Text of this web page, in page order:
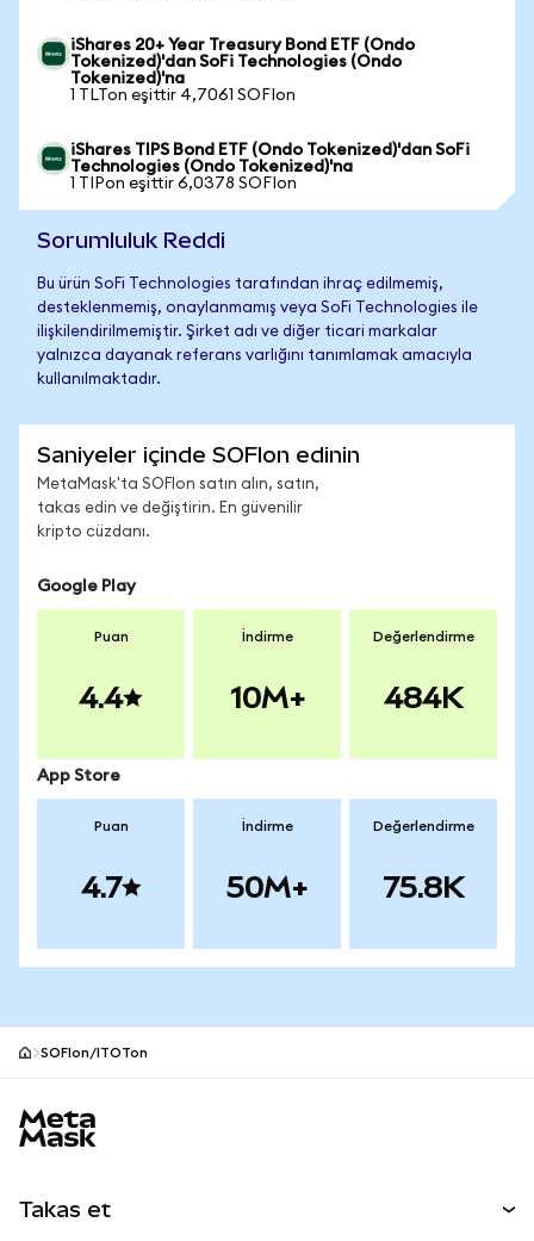
iShares 20+ Year Treasury Bond ETF (Ondo
Tokenized)'dan SoFi Technologies (Ondo
Tokenized)'na
1 TLTon eşittir 4,7061 SOFIon
iShares TIPS Bond ETF (Ondo Tokenized)'dan SoFi
Technologies (Ondo Tokenized)'na
1 TIPon eşittir 6,0378 SOFIon
Sorumluluk Reddi
Bu ürün SoFi Technologies tarafından ihraç edilmemiş,
desteklenmemiş, onaylanmamış veya SoFi Technologies ile
ilişkilendirilmemiştir. Şirket adı ve diğer ticari markalar
yalnızca dayanak referans varlığını tanımlamak amacıyla
kullanılmaktadır.
Saniyeler içinde SOFIon edinin
MetaMask'ta SOFIon satın alın, satın,
takas edin ve değiştirin. En güvenilir
kripto cüzdanı.
Google Play
Puan
4.4
İndirme
10M+
Değerlendirme
484K
App Store
Puan
4.7
İndirme
50M+
Değerlendirme
75.8K
SOFIon/ITOTon
Takas et